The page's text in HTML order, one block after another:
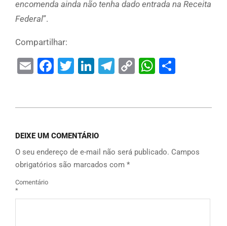
encomenda ainda não tenha dado entrada na Receita
Federal”.
Compartilhar:
EmailFacebook
Twitter
LinkedIn
Telegram
Copy
DEIXE UM COMENTÁRIO
O seu endereço de e-mail não será publicado. Campos
obrigatórios são marcados com *
Comentário
*